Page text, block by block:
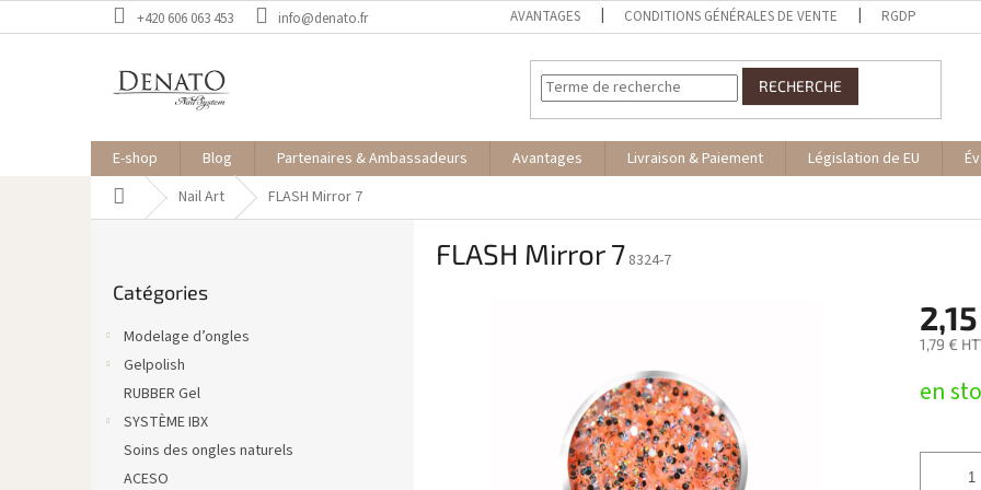
au
+420 606 063 453 info@denato.fr AVANTAGES CONDITIONS GÉNÉRALES DE VENTE RGDP
RECHERCHE
E-shop Blog Partenaires & Ambassadeurs Avantages Livraison & Paiement Législation de EU
AccueilNail Art FLASH Mirror 7
les
Catégories
Modelage d’ongles
Gelpolish
RUBBER Gel
SYSTÈME IBX
Soins des ongles naturels
ACESO
FLASH Mirror 7 8324-7
1,79 €
de
en